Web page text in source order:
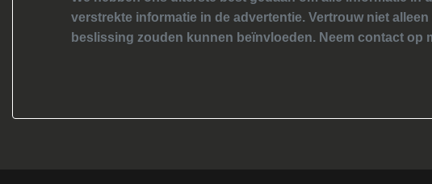
verstrekte informatie in de advertentie. Vertrouw niet
beslissing zouden kunnen beïnvloeden. Neem contact op